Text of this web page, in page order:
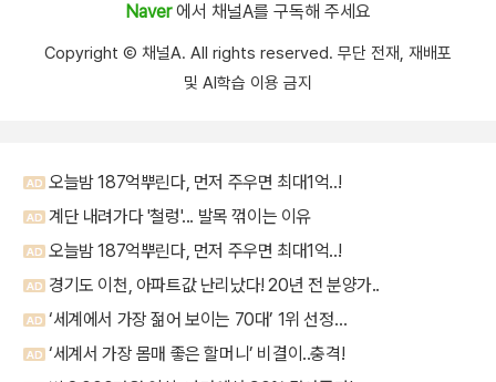
Naver에서 채널A를 구독해 주세요
Copyright Ⓒ 채널A. All rights reserved. 무단 전재, 재배포
및 AI학습 이용 금지